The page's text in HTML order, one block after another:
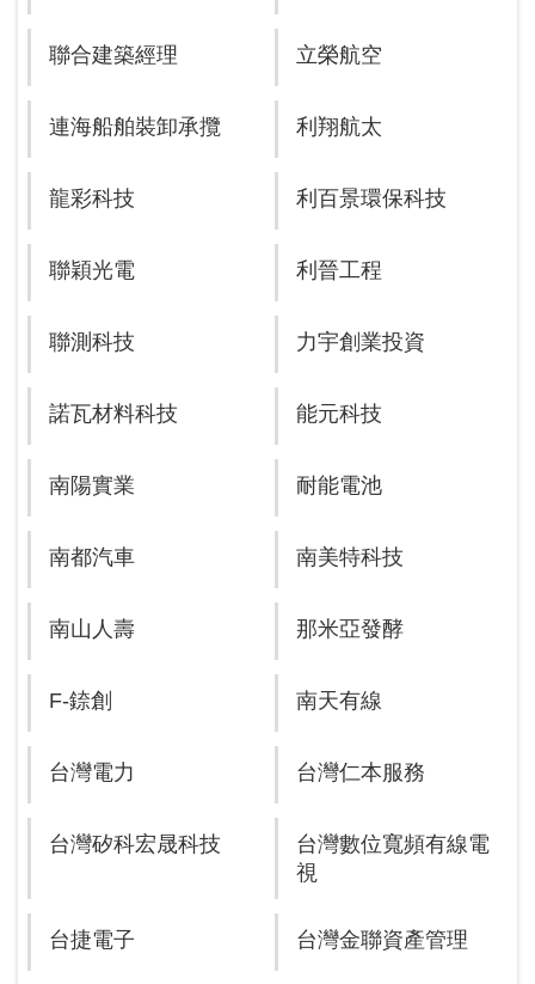
聯合建築經理 立榮航空
連海船舶裝卸承攬 利翔航太
龍彩科技 利百景環保科技
聯穎光電 利晉工程
聯測科技 力宇創業投資
諾瓦材料科技 能元科技
南陽實業 耐能電池
南都汽車 南美特科技
南山人壽 那米亞發酵
F-錼創 南天有線
台灣電力 台灣仁本服務
台灣矽科宏晟科技
台灣數位寬頻有線電
視
台捷電子 台灣金聯資產管理